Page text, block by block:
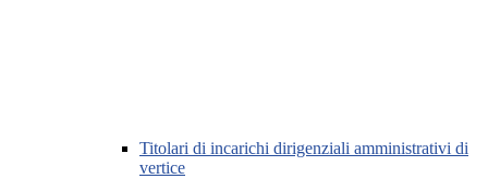
Titolari di incarichi dirigenziali amministrativi di
vertice